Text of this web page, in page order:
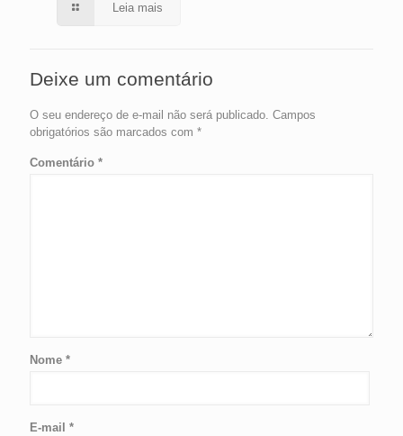
Leia mais
Deixe um comentário
O seu endereço de e-mail não será publicado. Campos
obrigatórios são marcados com *
Comentário *
Nome *
E-mail *